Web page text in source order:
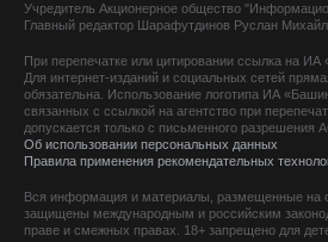
Учредитель Акционерное общество
Главный редактор Шарафутдинов Руслан
При перепечатке или цитировании ссылка на
Для интернет-изданий и социальных сетей
обязательна. Использование логотипа ИА
связанных с ссылкой на агентство при
допускается только с письменного
Об использовании персональных данных
Правила применения рекомендательных
Вся информация и материалы, размещенные на
защищены международным и российским
праве и смежных правах. 18+ запрещено для